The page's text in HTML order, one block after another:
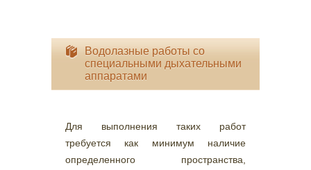
Водолазные работы со
специальными дыхательными
аппаратами
Для выполнения таких работ
требуется как минимум наличие
определенного пространства,